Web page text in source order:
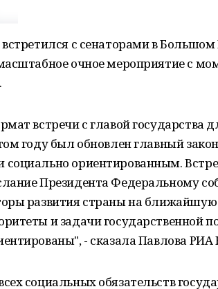
с сенаторами в
очное мероприятие с
встречи с главой государства
году был обновлен главный
ориентированным.
Президента Федеральному
развития страны на
и задачи государственной
- сказала Павлова РИА
социальных обязательств